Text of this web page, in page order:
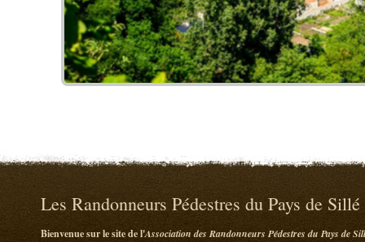
Les Randonneurs Pédestres du Pays de Sillé
Bienvenue sur le site de l'Association des Randonneurs Pédestres du Pays de